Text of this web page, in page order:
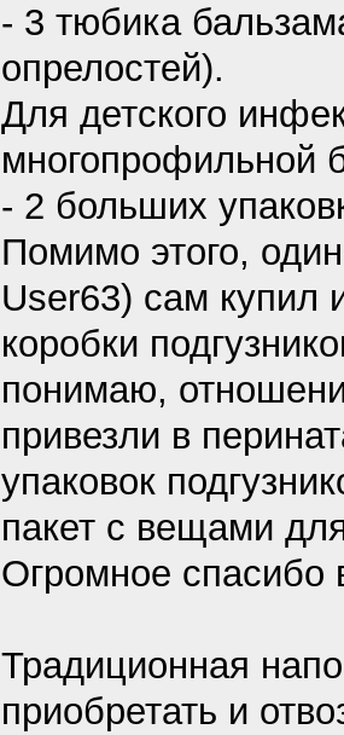
- 3 тюбика
опрелостей).
Для детского
многопрофильной
- 2 больших
Помимо этого,
User63) сам купил
коробки
понимаю,
привезли в
упаковок
пакет с вещами
Огромное спасибо
Традиционная
приобретать и